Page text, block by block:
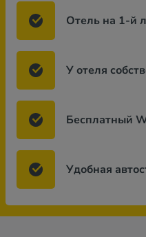
Отель на 1-й
У отеля
Бесплатный
Удобная